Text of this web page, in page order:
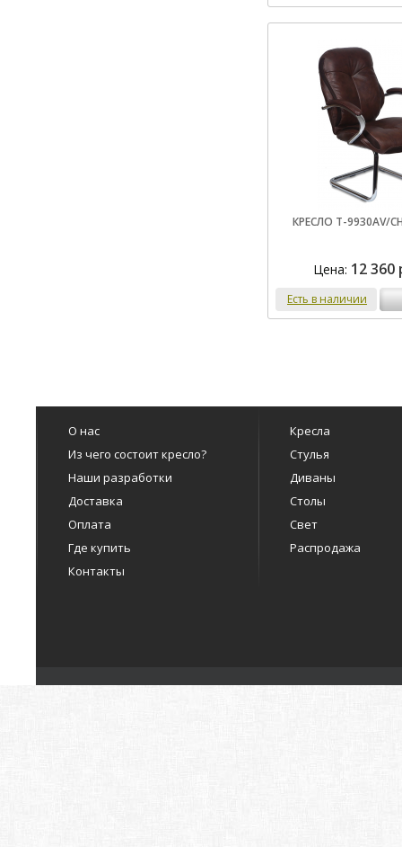
КРЕСЛО T-9930AV/
Цена: 12 360
Есть в наличии
О нас
Из чего состоит кресло?
Наши разработки
Доставка
Оплата
Где купить
Контакты
Кресла
Стулья
Диваны
Столы
Свет
Распродажа